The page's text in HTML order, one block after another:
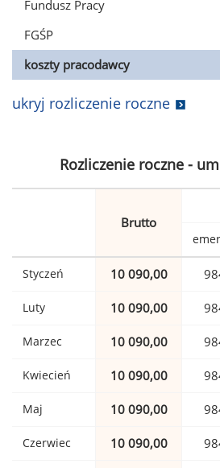
Fundusz Pracy
FGŚP
koszty pracodawcy
ukryj rozliczenie roczne
Rozliczenie roczne -
Brutto
Styczeń 10 090,00
Luty 10 090,00
Marzec 10 090,00
Kwiecień 10 090,00
Maj 10 090,00
Czerwiec 10 090,00